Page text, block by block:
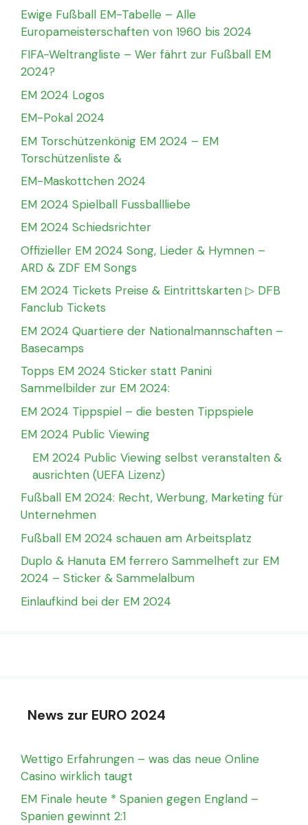
Ewige Fußball EM-Tabelle – Alle
Europameisterschaften von 1960 bis 2024
FIFA-Weltrangliste – Wer fährt zur Fußball EM
2024?
EM 2024 Logos
EM-Pokal 2024
EM Torschützenkönig EM 2024 – EM
Torschützenliste &
EM-Maskottchen 2024
EM 2024 Spielball Fussballliebe
EM 2024 Schiedsrichter
Offizieller EM 2024 Song, Lieder & Hymnen –
ARD & ZDF EM Songs
EM 2024 Tickets Preise & Eintrittskarten ▷ DFB
Fanclub Tickets
EM 2024 Quartiere der Nationalmannschaften –
Basecamps
Topps EM 2024 Sticker statt Panini
Sammelbilder zur EM 2024:
EM 2024 Tippspiel – die besten Tippspiele
EM 2024 Public Viewing
EM 2024 Public Viewing selbst veranstalten &
ausrichten (UEFA Lizenz)
Fußball EM 2024: Recht, Werbung, Marketing für
Unternehmen
Fußball EM 2024 schauen am Arbeitsplatz
Duplo & Hanuta EM ferrero Sammelheft zur EM
2024 – Sticker & Sammelalbum
Einlaufkind bei der EM 2024
News zur EURO 2024
Wettigo Erfahrungen – was das neue Online
Casino wirklich taugt
EM Finale heute * Spanien gegen England –
Spanien gewinnt 2:1